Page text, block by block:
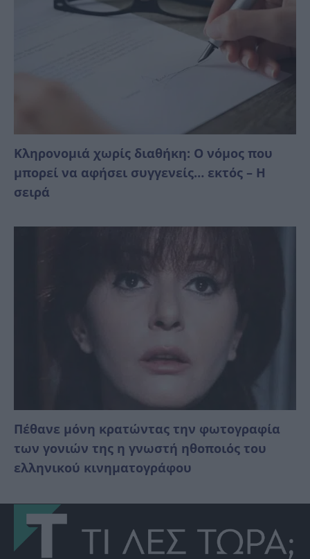
Κληρονομιά χωρίς διαθήκη: Ο νόμος που
μπορεί να αφήσει συγγενείς… εκτός – Η
σειρά
Πέθανε μόνη κρατώντας την φωτογραφία
των γονιών της η γνωστή ηθοποιός του
ελληνικού κινηματογράφου